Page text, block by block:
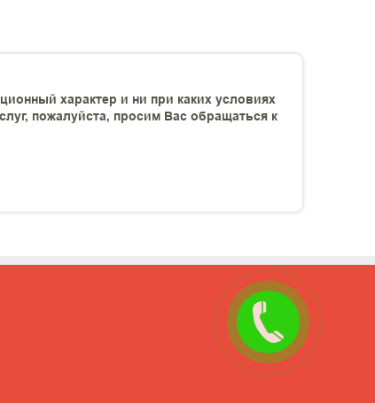
характер и ни при каких условиях
пожалуйста, просим Вас обращаться к